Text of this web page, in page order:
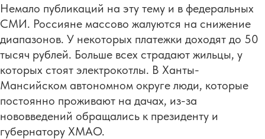
Немало публикаций на эту тему и в федеральных
СМИ. Россияне массово жалуются на снижение
диапазонов. У некоторых платежки доходят до 50
тысяч рублей. Больше всех страдают жильцы, у
которых стоят электрокотлы. В Ханты-
Мансийском автономном округе люди, которые
постоянно проживают на дачах, из-за
нововведений обращались к президенту и
губернатору ХМАО.